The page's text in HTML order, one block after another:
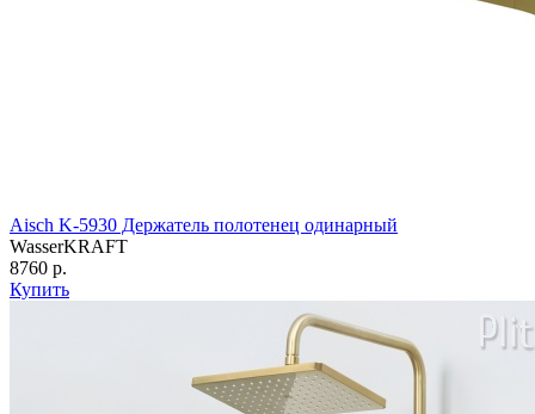
Aisch K-5930 Держатель полотенец одинарный
WasserKRAFT
8760 р.
Купить